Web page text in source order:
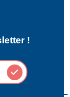
!